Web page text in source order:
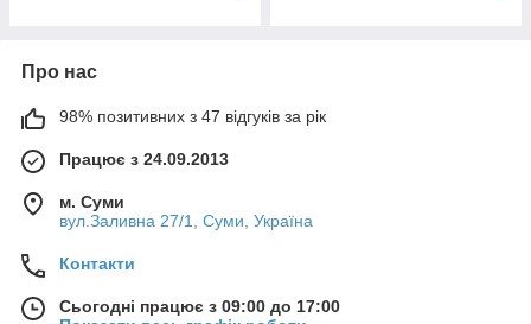
Про нас
98% позитивних з 47 відгуків за рік
Працює з 24.09.2013
м. Суми
вул.Заливна 27/1, Суми, Україна
Контакти
Сьогодні працює з 09:00 до 17:00